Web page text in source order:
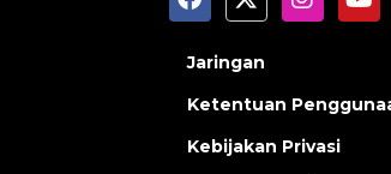
Jaringan
Ketentuan
Kebijakan Privasi